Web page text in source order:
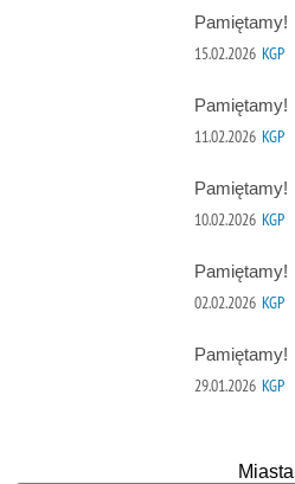
Pamiętamy!
15.02.2026 KGP
Pamiętamy!
11.02.2026 KGP
Pamiętamy!
10.02.2026 KGP
Pamiętamy!
02.02.2026 KGP
Pamiętamy!
29.01.2026 KGP
Miasta